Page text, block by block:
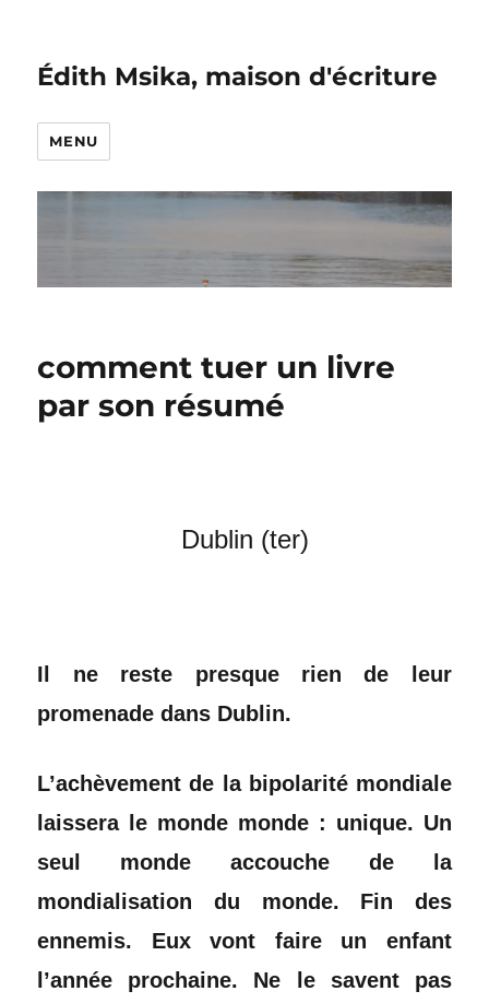
Édith Msika, maison d'écriture
MENU
comment tuer un livre
par son résumé
Dublin (ter)
Il ne reste presque rien de leur
promenade dans Dublin.
L’achèvement de la bipolarité mondiale
laissera le monde monde : unique. Un
seul monde accouche de la
mondialisation du monde. Fin des
ennemis. Eux vont faire un enfant
l’année prochaine. Ne le savent pas